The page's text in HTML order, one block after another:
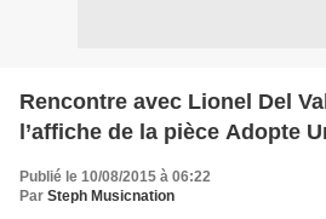
Rencontre avec Lionel Del
l’affiche de la pièce Adopte
Publié le 10/08/2015 à 06:22
Par Steph Musicnation